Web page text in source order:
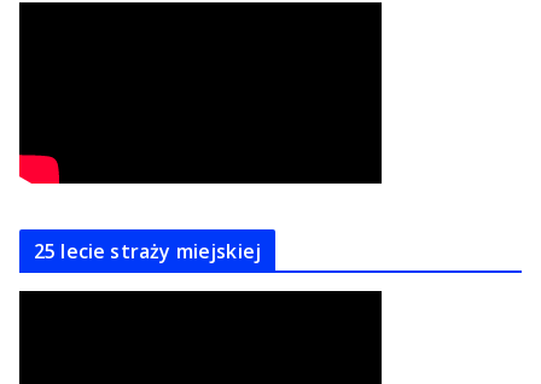
25 lecie straży miejskiej